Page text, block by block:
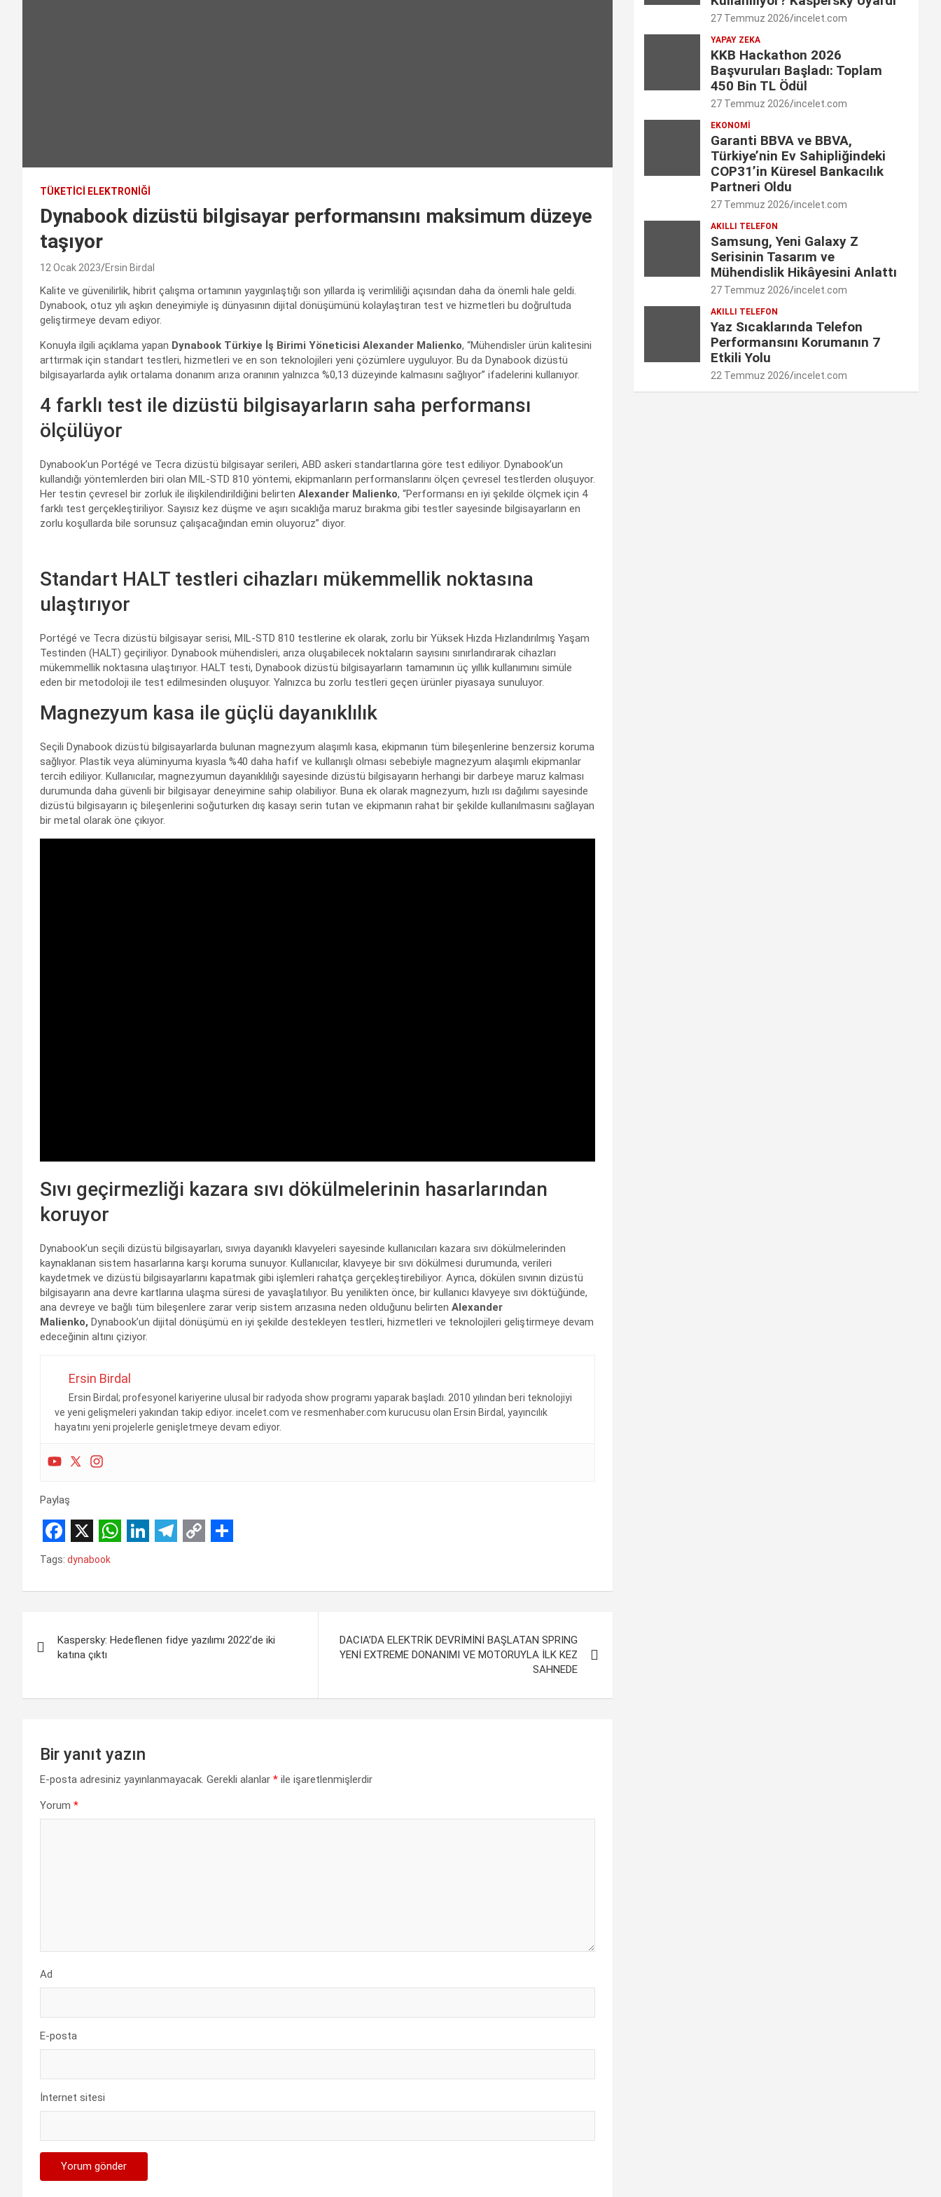
TÜKETICI ELEKTRONIĞI
Dynabook dizüstü bilgisayar performansını maksimum düzeye
taşıyor
12 Ocak 2023 Ersin Birdal
Kalite ve güvenilirlik, hibrit çalışma ortamının yaygınlaştığı son yıllarda iş verimliliği açısından daha da önemli hale geldi.
Dynabook, otuz yılı aşkın deneyimiyle iş dünyasının dijital dönüşümünü kolaylaştıran test ve hizmetleri bu doğrultuda
geliştirmeye devam ediyor.
Konuyla ilgili açıklama yapan Dynabook Türkiye İş Birimi Yöneticisi Alexander Malienko, “Mühendisler ürün kalitesini
arttırmak için standart testleri, hizmetleri ve en son teknolojileri yeni çözümlere uyguluyor. Bu da Dynabook dizüstü
bilgisayarlarda aylık ortalama donanım arıza oranının yalnızca %0,13 düzeyinde kalmasını sağlıyor” ifadelerini kullanıyor.
4 farklı test ile dizüstü bilgisayarların saha performansı
ölçülüyor
Dynabook’un Portégé ve Tecra dizüstü bilgisayar serileri, ABD askeri standartlarına göre test ediliyor. Dynabook’un
kullandığı yöntemlerden biri olan MIL-STD 810 yöntemi, ekipmanların performanslarını ölçen çevresel testlerden oluşuyor.
Her testin çevresel bir zorluk ile ilişkilendirildiğini belirten Alexander Malienko, “Performansı en iyi şekilde ölçmek için 4
farklı test gerçekleştiriliyor. Sayısız kez düşme ve aşırı sıcaklığa maruz bırakma gibi testler sayesinde bilgisayarların en
zorlu koşullarda bile sorunsuz çalışacağından emin oluyoruz” diyor.
Standart HALT testleri cihazları mükemmellik noktasına
ulaştırıyor
Portégé ve Tecra dizüstü bilgisayar serisi, MIL-STD 810 testlerine ek olarak, zorlu bir Yüksek Hızda Hızlandırılmış Yaşam
Testinden (HALT) geçiriliyor. Dynabook mühendisleri, arıza oluşabilecek noktaların sayısını sınırlandırarak cihazları
mükemmellik noktasına ulaştırıyor. HALT testi, Dynabook dizüstü bilgisayarların tamamının üç yıllık kullanımını simüle
eden bir metodoloji ile test edilmesinden oluşuyor. Yalnızca bu zorlu testleri geçen ürünler piyasaya sunuluyor.
Magnezyum kasa ile güçlü dayanıklılık
Seçili Dynabook dizüstü bilgisayarlarda bulunan magnezyum alaşımlı kasa, ekipmanın tüm bileşenlerine benzersiz koruma
sağlıyor. Plastik veya alüminyuma kıyasla %40 daha hafif ve kullanışlı olması sebebiyle magnezyum alaşımlı ekipmanlar
tercih ediliyor. Kullanıcılar, magnezyumun dayanıklılığı sayesinde dizüstü bilgisayarın herhangi bir darbeye maruz kalması
durumunda daha güvenli bir bilgisayar deneyimine sahip olabiliyor. Buna ek olarak magnezyum, hızlı ısı dağılımı sayesinde
dizüstü bilgisayarın iç bileşenlerini soğuturken dış kasayı serin tutan ve ekipmanın rahat bir şekilde kullanılmasını sağlayan
bir metal olarak öne çıkıyor.
Sıvı geçirmezliği kazara sıvı dökülmelerinin hasarlarından
koruyor
Dynabook’un seçili dizüstü bilgisayarları, sıvıya dayanıklı klavyeleri sayesinde kullanıcıları kazara sıvı dökülmelerinden
kaynaklanan sistem hasarlarına karşı koruma sunuyor. Kullanıcılar, klavyeye bir sıvı dökülmesi durumunda, verileri
kaydetmek ve dizüstü bilgisayarlarını kapatmak gibi işlemleri rahatça gerçekleştirebiliyor. Ayrıca, dökülen sıvının dizüstü
bilgisayarın ana devre kartlarına ulaşma süresi de yavaşlatılıyor. Bu yenilikten önce, bir kullanıcı klavyeye sıvı döktüğünde,
ana devreye ve bağlı tüm bileşenlere zarar verip sistem arızasına neden olduğunu belirten Alexander
Malienko, Dynabook’un dijital dönüşümü en iyi şekilde destekleyen testleri, hizmetleri ve teknolojileri geliştirmeye devam
edeceğinin altını çiziyor.
Ersin Birdal
Ersin Birdal; profesyonel kariyerine ulusal bir radyoda show programı yaparak başladı. 2010 yılından beri teknolojiyi
ve yeni gelişmeleri yakından takip ediyor. incelet.com ve resmenhaber.com kurucusu olan Ersin Birdal, yayıncılık
hayatını yeni projelerle genişletmeye devam ediyor.
Paylaş
F
c
b
X W
a
s
A
n
e
l
g
p
L
a
e
Tags: dynabook
gezinmesi
Kaspersky: Hedeflenen fidye yazılımı 2022’de iki
katına çıktı
DACIA’DA ELEKTRİK DEVRİMİNİ BAŞLATAN SPRING
YENİ EXTREME DONANIMI VE MOTORUYLA İLK KEZ
SAHNEDE
Bir yanıt yazın
E-posta adresiniz yayınlanmayacak. Gerekli alanlar * ile işaretlenmişlerdir
Yorum *
Ad
E-posta
İnternet sitesi
m
d
I
n
e
r
b
C
h
n
n
e
27 Temmuz 2026 incelet.com
YAPAY ZEKA
KKB Hackathon 2026
Başvuruları Başladı: Toplam
450 Bin TL Ödül
27 Temmuz 2026 incelet.com
EKONOMI
Garanti BBVA ve BBVA,
Türkiye’nin Ev Sahipliğindeki
COP31’in Küresel Bankacılık
Partneri Oldu
27 Temmuz 2026 incelet.com
AKILLI TELEFON
Samsung, Yeni Galaxy Z
Serisinin Tasarım ve
Mühendislik Hikâyesini Anlattı
27 Temmuz 2026 incelet.com
AKILLI TELEFON
Yaz Sıcaklarında Telefon
Performansını Korumanın 7
Etkili Yolu
22 Temmuz 2026 incelet.com